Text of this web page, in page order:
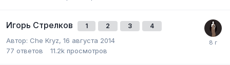
Игорь Стрелков 1 2 3 4
Автор: Che Kryz, 16 августа 2014
77 ответов 11.2k просмотров